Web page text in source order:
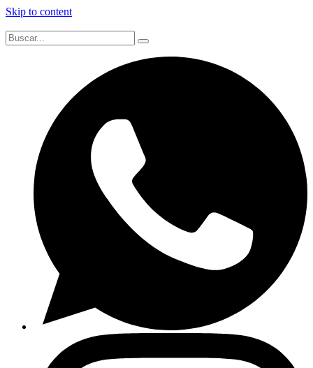
Skip to content